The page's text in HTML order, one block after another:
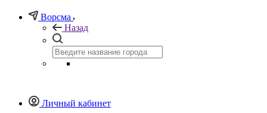
Ворсма
Назад
Личный кабинет